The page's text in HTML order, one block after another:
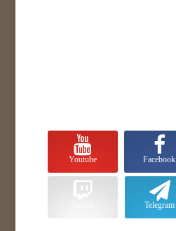
Facebook
Youtube
Telegram